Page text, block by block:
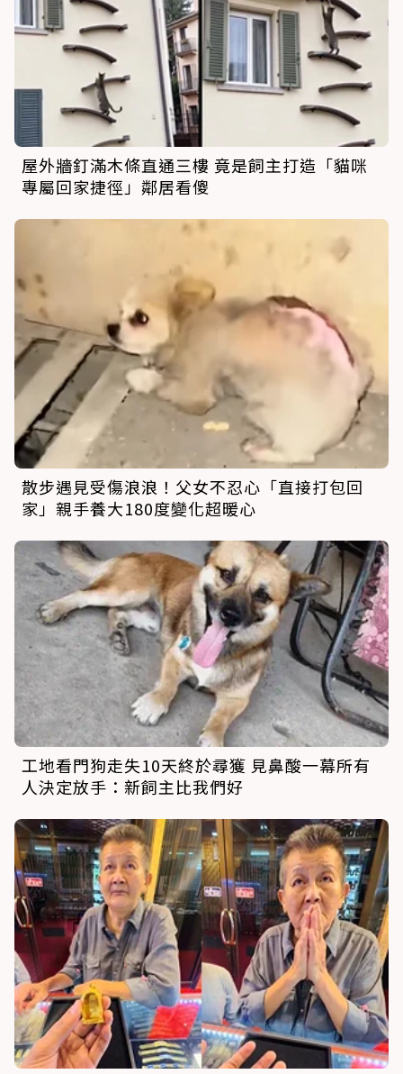
屋外牆釘滿木條直通三樓 竟是飼主打造「貓咪
專屬回家捷徑」鄰居看傻
散步遇見受傷浪浪！父女不忍心「直接打包回
家」親手養大180度變化超暖心
工地看門狗走失10天終於尋獲 見鼻酸一幕所有
人決定放手：新飼主比我們好